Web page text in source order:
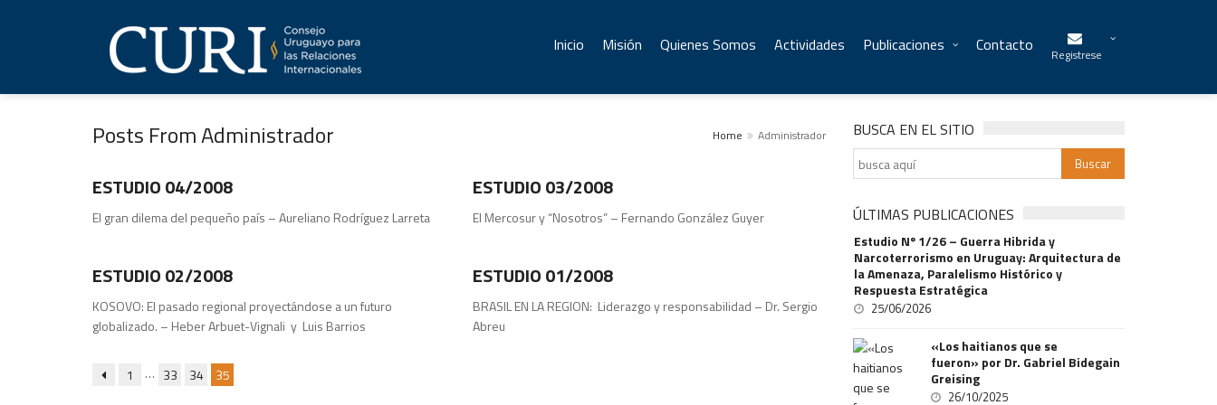
Inicio Misión Quienes Somos Actividades Publicaciones Contacto Registrese
Posts From Administrador Home Administrador
Estudios
ESTUDIO 04/2008
El gran dilema del pequeño país – Aureliano Rodríguez Larreta
ESTUDIO 03/2008
El Mercosur y “Nosotros” – Fernando González Guyer
ESTUDIO 02/2008
KOSOVO: El pasado regional proyectándose a un futuro
globalizado. – Heber Arbuet-Vignali y Luis Barrios
ESTUDIO 01/2008
BRASIL EN LA REGION: Liderazgo y responsabilidad – Dr. Sergio
Abreu
1 … 33 34 35
BUSCA EN EL SITIO
ÚLTIMAS PUBLICACIONES
Estudio Nº 1/26 – Guerra Hibrida y
Narcoterrorismo en Uruguay: Arquitectura de
la Amenaza, Paralelismo Histórico y
Respuesta Estratégica
25/06/2026
«Los haitianos que se
fueron» por Dr. Gabriel Bidegain
Greising
26/10/2025